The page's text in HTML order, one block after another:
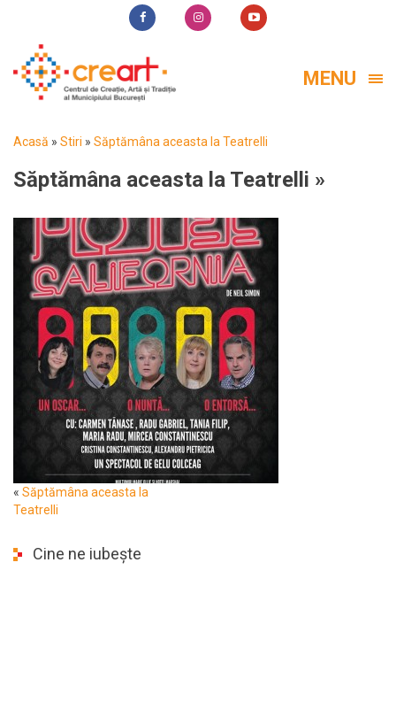
MENU
Acasă » Stiri » Săptămâna aceasta la Teatrelli
Săptămâna aceasta la Teatrelli »
« Săptămâna aceasta la
Teatrelli
Cine ne iubește